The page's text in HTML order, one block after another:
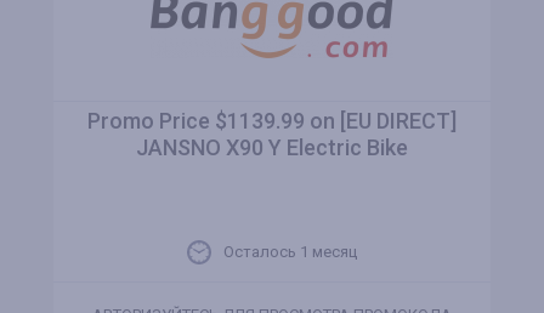
Promo Price $1139.99 on [EU DIRECT]
JANSNO X90 Y Electric Bike
Осталось 1 месяц